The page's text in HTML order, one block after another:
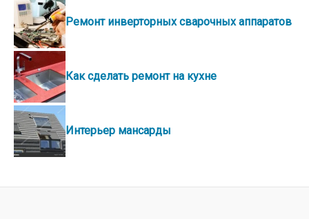
Ремонт инверторных сварочных аппаратов
Как сделать ремонт на кухне
Интерьер мансарды